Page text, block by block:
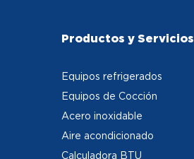
Productos y Servicios
Equipos refrigerados
Equipos de Cocción
Acero inoxidable
Aire acondicionado
Calculadora BTU